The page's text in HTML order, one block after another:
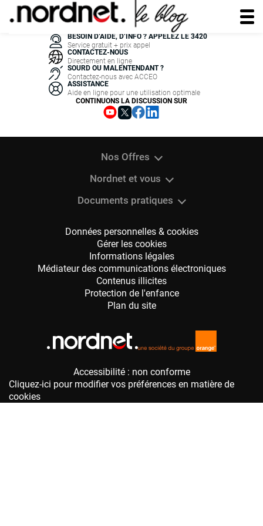
Accessibilité : non conforme
Cliquez-ici pour modifier vos préférences en matière de
cookies